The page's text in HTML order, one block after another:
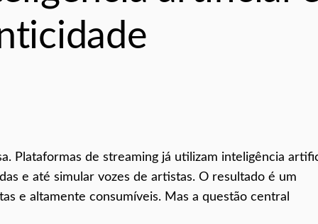
Plataformas de streaming já utilizam inteligência
e até simular vozes de artistas. O resultado é um
e altamente consumíveis. Mas a questão central